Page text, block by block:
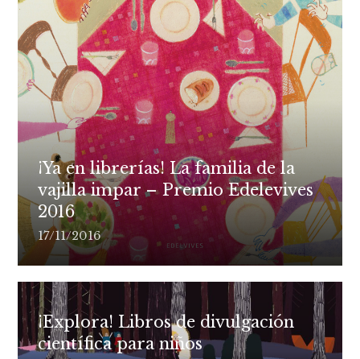
¡Ya en librerías! La familia de la
vajilla impar – Premio Edelevives
2016
17/11/2016
¡Explora! Libros de divulgación
científica para niños